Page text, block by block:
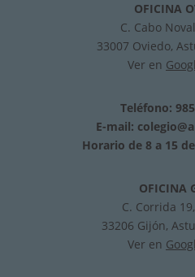
OFICINA
C. Cabo
33007 Oviedo,
Ver en
Teléfono:
E-mail:
Horario de 8 a 15
OFICINA
C. Corrida
33206 Gijón,
Ver en